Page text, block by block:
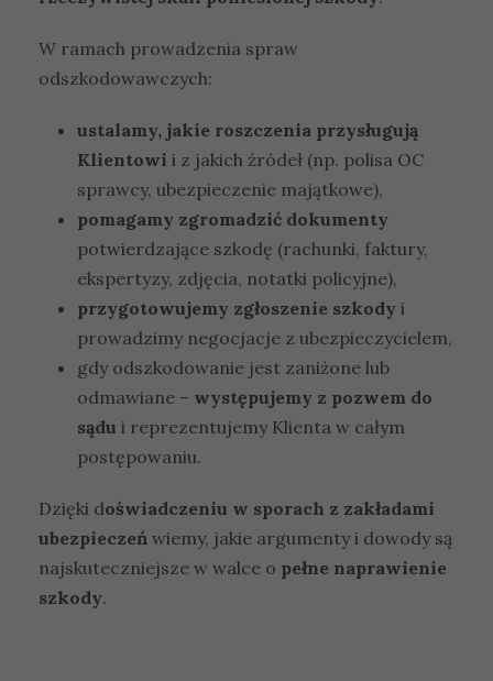
W ramach prowadzenia spraw
odszkodowawczych:
ustalamy, jakie roszczenia przysługują
Klientowi i z jakich źródeł (np. polisa OC
sprawcy, ubezpieczenie majątkowe),
pomagamy zgromadzić dokumenty
potwierdzające szkodę (rachunki, faktury,
ekspertyzy, zdjęcia, notatki policyjne),
przygotowujemy zgłoszenie szkody i
prowadzimy negocjacje z ubezpieczycielem,
gdy odszkodowanie jest zaniżone lub
odmawiane – występujemy z pozwem do
sądu i reprezentujemy Klienta w całym
postępowaniu.
Dzięki doświadczeniu w sporach z zakładami
ubezpieczeń wiemy, jakie argumenty i dowody są
najskuteczniejsze w walce o pełne naprawienie
szkody.